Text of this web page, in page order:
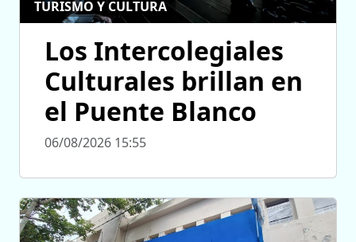
TURISMO Y CULTURA
Los Intercolegiales
Culturales brillan en
el Puente Blanco
06/08/2026 15:55